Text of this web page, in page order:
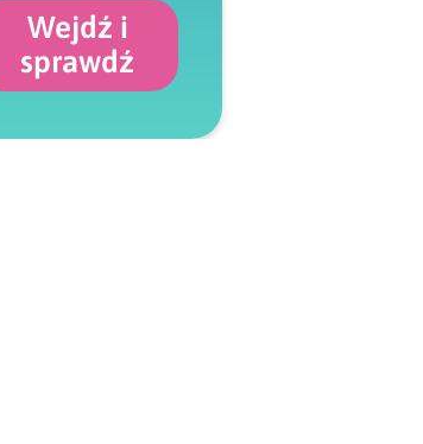
Wejdź i
sprawdź